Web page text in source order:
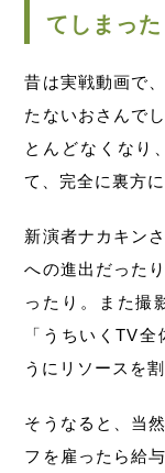
てしまった
昔は実戦動画で
たないおさんで
とんどなくなり
て、完全に裏方
新演者ナカキン
への進出だった
ったり。また撮
「うちいくTV
うにリソースを
そうなると、当
フを雇ったら給